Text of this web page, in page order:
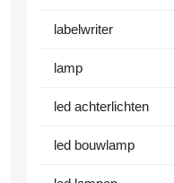
labelwriter
lamp
led achterlichten
led bouwlamp